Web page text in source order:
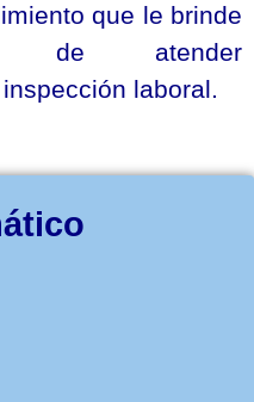
que le brinde
de atender
laboral.